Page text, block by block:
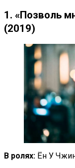
1. «Позволь
(2019)
В ролях: Ён У